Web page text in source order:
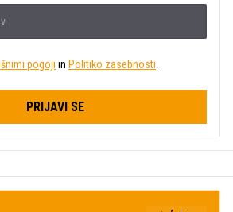
pogoji in Politiko zasebnosti
PRIJAVI SE